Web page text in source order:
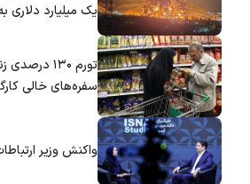
یک میلیارد دلاری
تورم ۱۳۰
سفره‌های خالی
واکنش وزیر